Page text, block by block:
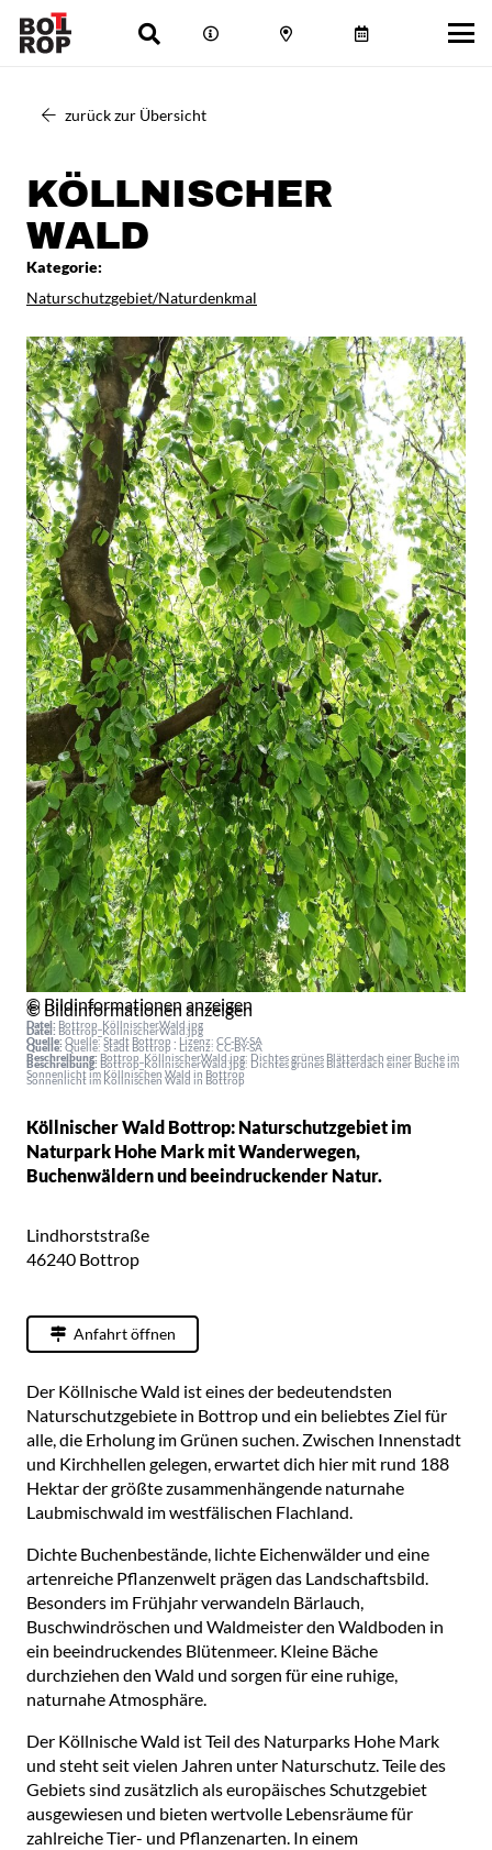
zurück zur Übersicht
KÖLLNISCHER
WALD
Kategorie:
Naturschutzgebiet/Naturdenkmal
© Bildinformationen anzeigen
Datei: Bottrop_KöllnischerWald.jpg
Quelle: Quelle: Stadt Bottrop · Lizenz: CC-BY-SA
Beschreibung: Bottrop_KöllnischerWald.jpg: Dichtes grünes Blätterdach einer Buche im
Sonnenlicht im Köllnischen Wald in Bottrop
© Bildinformationen anzeigen
Datei: Bottrop_KöllnischerWald.jpg
Quelle: Quelle: Stadt Bottrop · Lizenz: CC-BY-SA
Beschreibung: Bottrop_KöllnischerWald.jpg: Dichtes grünes Blätterdach einer Buche im
Sonnenlicht im Köllnischen Wald in Bottrop
Köllnischer Wald Bottrop: Naturschutzgebiet im
Naturpark Hohe Mark mit Wanderwegen,
Buchenwäldern und beeindruckender Natur.
Lindhorststraße
46240 Bottrop
Anfahrt öffnen
Der Köllnische Wald ist eines der bedeutendsten
Naturschutzgebiete in Bottrop und ein beliebtes Ziel für
alle, die Erholung im Grünen suchen. Zwischen Innenstadt
und Kirchhellen gelegen, erwartet dich hier mit rund 188
Hektar der größte zusammenhängende naturnahe
Laubmischwald im westfälischen Flachland.
Dichte Buchenbestände, lichte Eichenwälder und eine
artenreiche Pflanzenwelt prägen das Landschaftsbild.
Besonders im Frühjahr verwandeln Bärlauch,
Buschwindröschen und Waldmeister den Waldboden in
ein beeindruckendes Blütenmeer. Kleine Bäche
durchziehen den Wald und sorgen für eine ruhige,
naturnahe Atmosphäre.
Der Köllnische Wald ist Teil des Naturparks Hohe Mark
und steht seit vielen Jahren unter Naturschutz. Teile des
Gebiets sind zusätzlich als europäisches Schutzgebiet
ausgewiesen und bieten wertvolle Lebensräume für
zahlreiche Tier- und Pflanzenarten. In einem